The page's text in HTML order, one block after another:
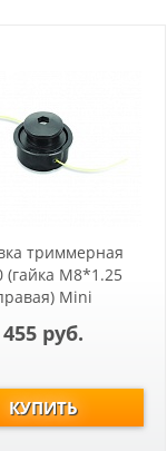
триммерная
(гайка М8*1.25
Mini
455 руб.